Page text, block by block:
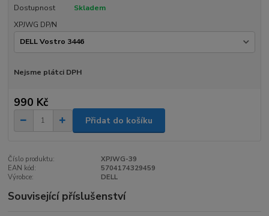
Dostupnost
Skladem
XPJWG DP/N
Nejsme plátci DPH
990 Kč
Přidat do košíku
Číslo produktu:
XPJWG-39
EAN kód:
5704174329459
Výrobce:
DELL
Související příslušenství